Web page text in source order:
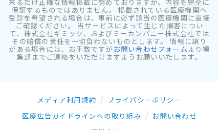
来るだけ正確な情報掲載に努めておりますが、内容を完全に
保証するものではありません。 掲載されている医療機関へ
受診を希望される場合は、事前に必ず該当の医療機関に直接
ご確認ください。 当サービスによって生じた損害につい
て、株式会社ギミック、およびミーカンパニー株式会社では
その賠償の責任を一切負わないものとします。 情報に誤り
がある場合には、お手数ですが お問い合わせフォーム より編
集部までご連絡をいただけますようお願いいたします。
メディア利用規約
プライバシーポリシー
医療広告ガイドラインへの取り組み
お問い合わせ